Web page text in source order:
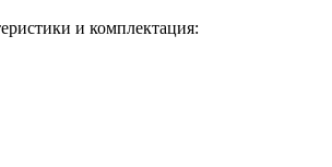
и комплектация: